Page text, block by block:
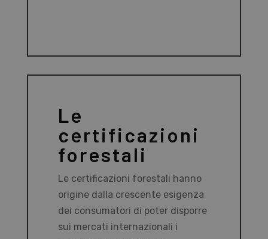
Le
certificazioni
forestali
Le certificazioni forestali hanno
origine dalla crescente esigenza
dei consumatori di poter disporre
sui mercati internazionali i